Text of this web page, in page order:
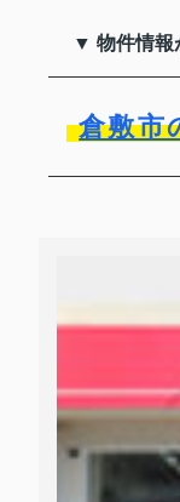
▼ 物件情報
倉敷市